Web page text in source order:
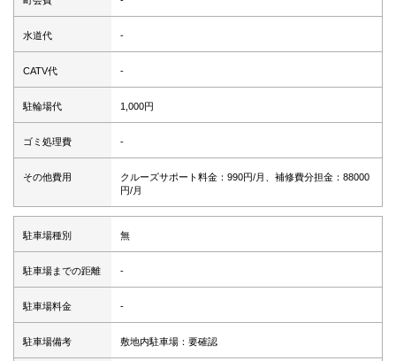
水道代 -
CATV代 -
駐輪場代 1,000円
ゴミ処理費 -
その他費用
クルーズサポート料金：990円/月、補修費分担金：88000
円/月
駐車場種別 無
駐車場までの距離 -
駐車場料金 -
駐車場備考 敷地内駐車場：要確認